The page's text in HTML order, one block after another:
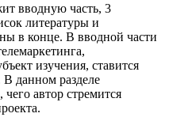
вводную часть, 3
литературы и
в конце. В вводной части
изучения, ставится
В данном разделе
чего автор стремится